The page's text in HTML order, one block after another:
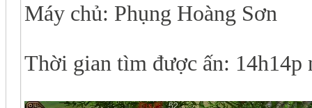
Máy chủ: Phụng Hoàng Sơn
Thời gian tìm được ấn: 14h14p